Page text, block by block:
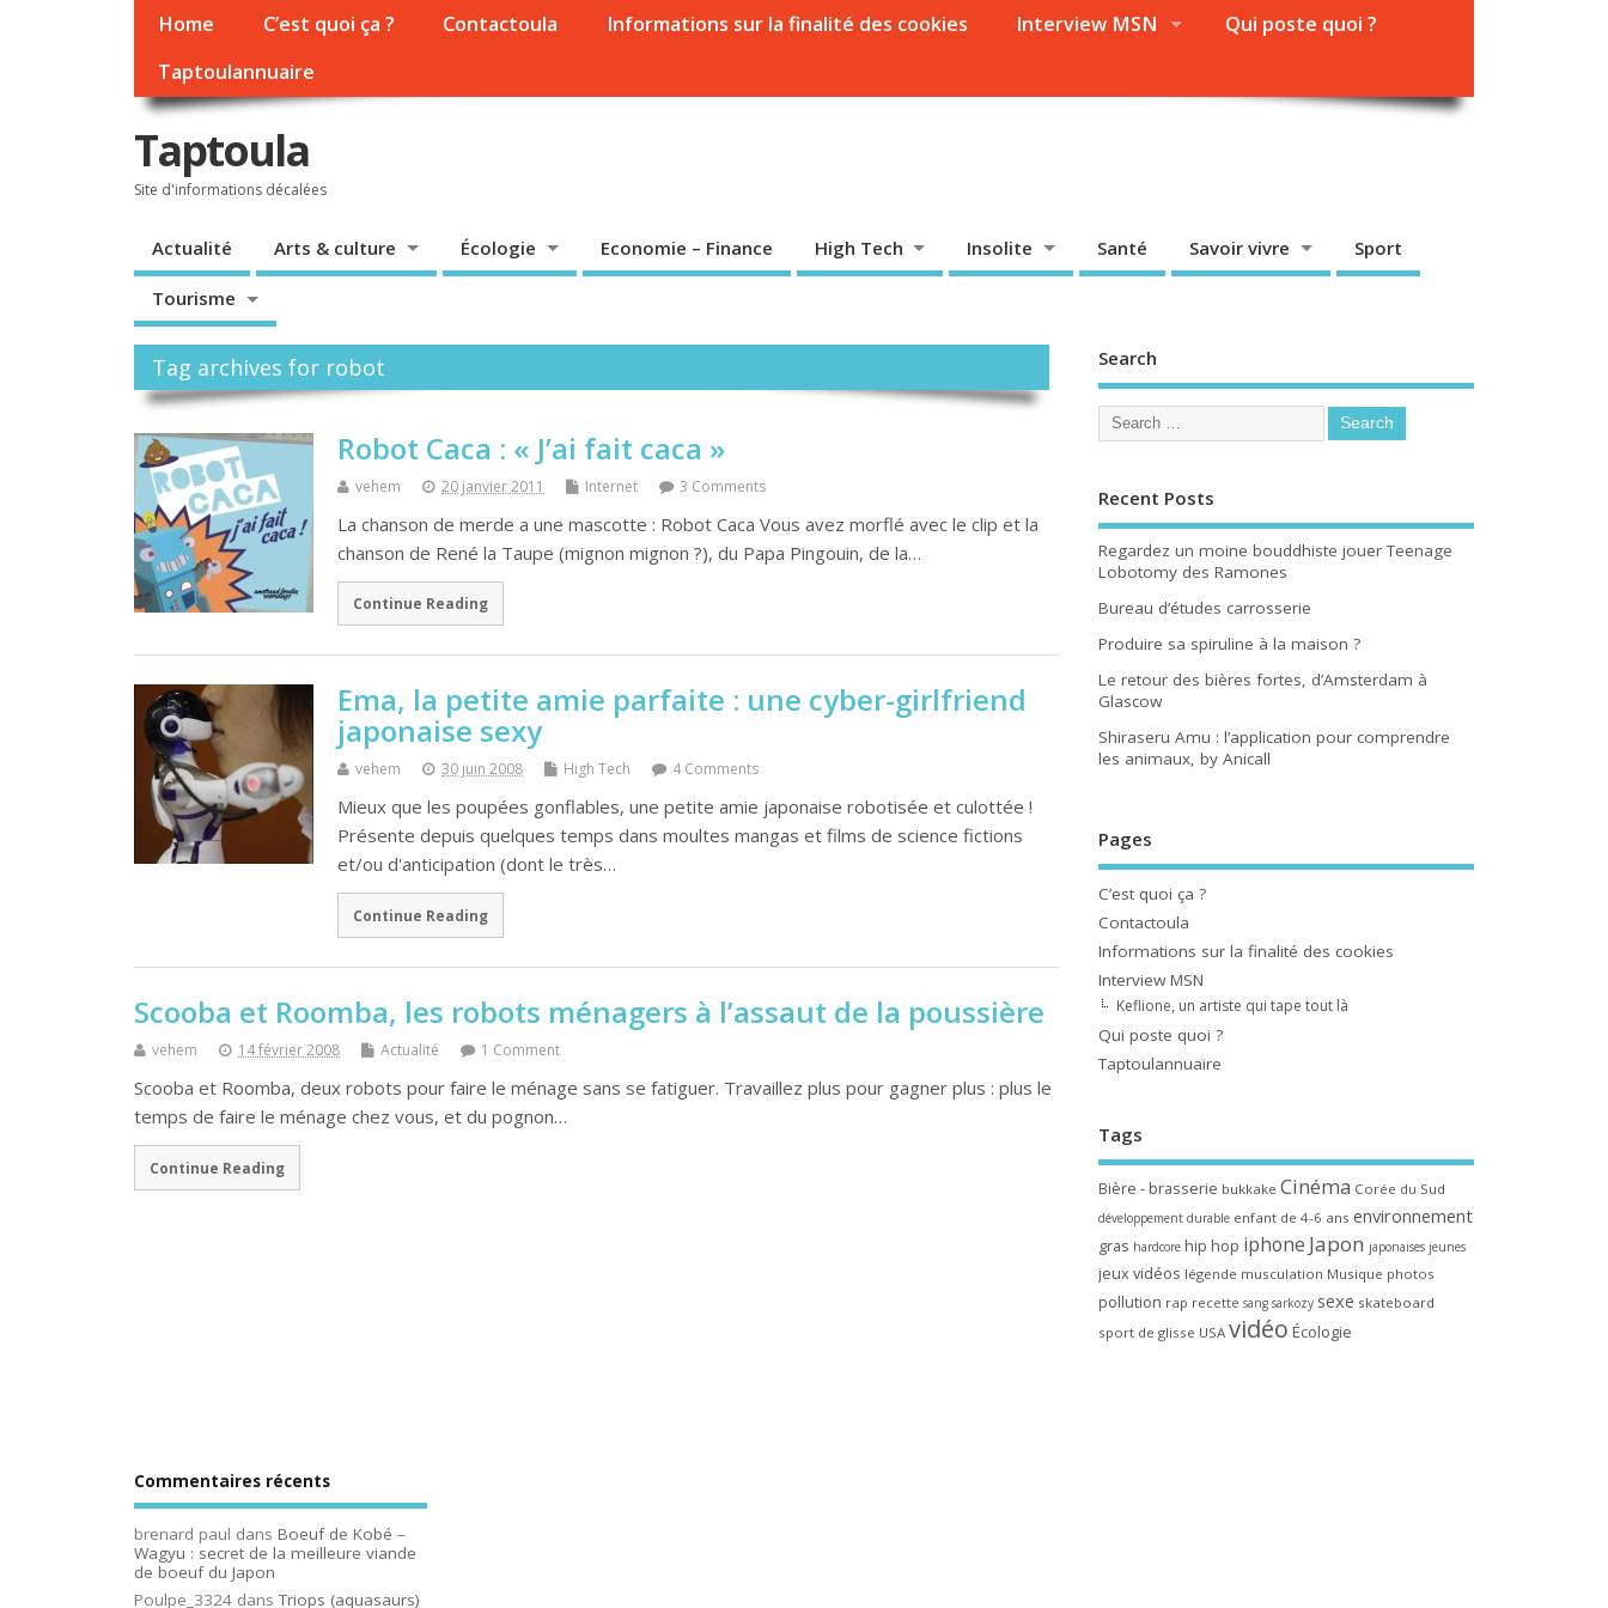
Home C’est quoi ça ? Contactoula Informations sur la finalité des cookies Interview MSN
Qui poste quoi ?
Taptoulannuaire
Taptoula
Site d'informations décalées
Actualité Arts & culture Écologie Economie – Finance High Tech Insolite Santé Savoir vivre Sport
Tourisme
Tag archives for robot
Robot Caca : « J’ai fait caca »
vehem 20 janvier 2011 Internet 3 Comments
La chanson de merde a une mascotte : Robot Caca Vous avez morflé avec le clip et la
chanson de René la Taupe (mignon mignon ?), du Papa Pingouin, de la…
Continue Reading
Ema, la petite amie parfaite : une cyber-girlfriend
japonaise sexy
vehem 30 juin 2008 High Tech 4 Comments
Mieux que les poupées gonflables, une petite amie japonaise robotisée et culottée !
Présente depuis quelques temps dans moultes mangas et films de science fictions
et/ou d'anticipation (dont le très…
Continue Reading
Scooba et Roomba, les robots ménagers à l’assaut de la poussière
vehem 14 février 2008 Actualité 1 Comment
Scooba et Roomba, deux robots pour faire le ménage sans se fatiguer. Travaillez plus pour gagner plus : plus le
temps de faire le ménage chez vous, et du pognon…
Continue Reading
Search
Recent Posts
Regardez un moine bouddhiste jouer Teenage
Lobotomy des Ramones
Bureau d’études carrosserie
Produire sa spiruline à la maison ?
Le retour des bières fortes, d’Amsterdam à
Glascow
Shiraseru Amu : l’application pour comprendre
les animaux, by Anicall
Pages
C’est quoi ça ?
Contactoula
Informations sur la finalité des cookies
Interview MSN
Keflione, un artiste qui tape tout là
Qui poste quoi ?
Taptoulannuaire
Tags
Bière - brasserie bukkake Cinéma Corée du Sud
développement durable enfant de 4-6 ans environnement
gras hardcore hip hop iphone Japon japonaises jeunes
jeux vidéos légende musculation Musique photos
pollution rap recette sang sarkozy sexe skateboard
sport de glisse USA vidéo Écologie
Commentaires récents
brenard paul dans Boeuf de Kobé –
Wagyu : secret de la meilleure viande
de boeuf du Japon
Poulpe_3324 dansTriops (aquasaurs)